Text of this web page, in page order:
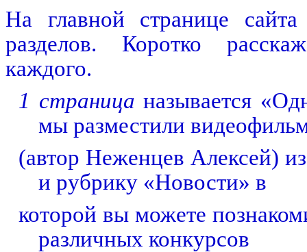
На главной странице
разделов. Коротко
каждого.
1 страница называется
мы разместили
(автор Неженцев Алексей)
и рубрику «Новости» в
которой вы можете
различных конкурсов